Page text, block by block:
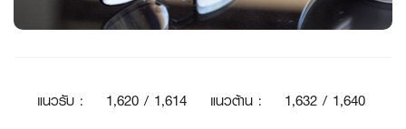
แนวรับ: 1,620 / 1,614 แนวต้าน : 1,632 / 1,640